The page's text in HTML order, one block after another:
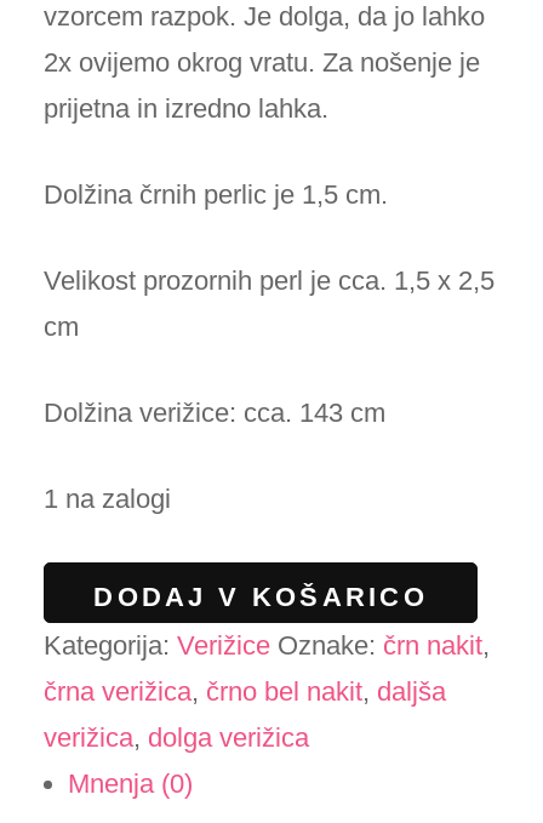
vzorcem razpok. Je dolga, da jo lahko
2x ovijemo okrog vratu. Za nošenje je
prijetna in izredno lahka.
Dolžina črnih perlic je 1,5 cm.
Velikost prozornih perl je cca. 1,5 x 2,5
cm
Dolžina verižice: cca. 143 cm
1 na zalogi
črno-
prozorna
DODAJ V KOŠARICO
Kategorija:Verižice Oznake: črn nakit,
črna verižica, črno bel nakit, daljša
verižica, dolga verižica
Mnenja (0)